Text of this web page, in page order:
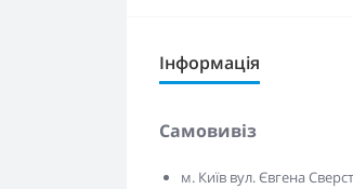
Інформація
Самовивіз
м. Київ вул. Євгена